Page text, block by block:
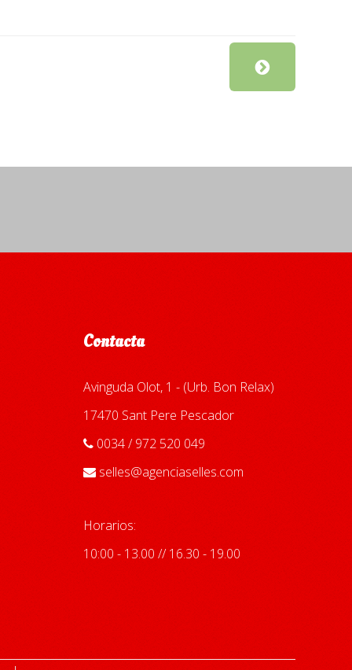
Contacta
Avinguda Olot, 1 - (Urb. Bon Relax)
17470 Sant Pere Pescador
0034 / 972 520 049
selles@agenciaselles.com
Horarios:
10:00 - 13.00 // 16.30 - 19.00